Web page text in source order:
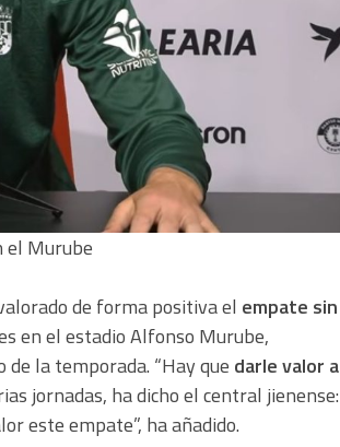
el Murube
de forma positiva el empate sin
en el estadio Alfonso Murube,
de la temporada. “Hay que darle valor a
jornadas, ha dicho el central jienense:
este empate”, ha añadido.